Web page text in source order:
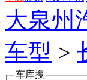
大泉州
车型 >
车库搜